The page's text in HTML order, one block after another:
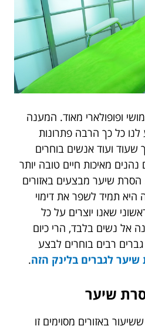
ופופולארי מאוד. המענה
לנו כל כך הרבה פתרונות
שעוד ועוד אנשים בוחרים
מאיכות חיים טובה יותר
הסרת שיער מבצעים באזורים
תמיד לשפר את דימוי
שאנו יוצרים על כל
אל נשים בלבד, הרי כיום
רבים בוחרים לבצע
לגברים בלינק הזה.
שיער
באזורים מסוימים זו